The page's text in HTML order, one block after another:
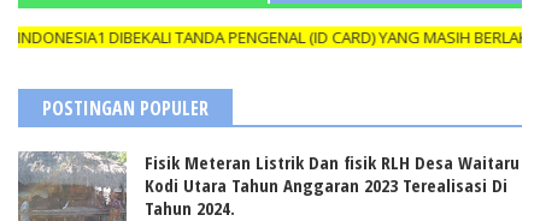
DIBEKALI TANDA PENGENAL (ID CARD) YANG MASIH BERLAKU
POSTINGAN POPULER
Fisik Meteran Listrik Dan fisik RLH Desa Waitaru
Kodi Utara Tahun Anggaran 2023 Terealisasi Di
Tahun 2024.